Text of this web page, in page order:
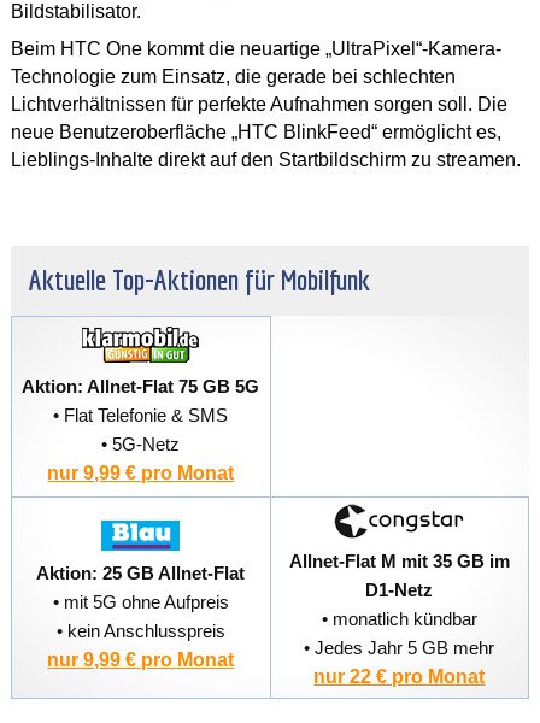
Bildstabilisator.
Beim HTC One kommt die neuartige „UltraPixel“-Kamera-
Technologie zum Einsatz, die gerade bei schlechten
Lichtverhältnissen für perfekte Aufnahmen sorgen soll. Die
neue Benutzeroberfläche „HTC BlinkFeed“ ermöglicht es,
Lieblings-Inhalte direkt auf den Startbildschirm zu streamen.
Aktuelle Top-Aktionen für Mobilfunk
Aktion: Allnet-Flat 75 GB 5G
• Flat Telefonie & SMS
• 5G-Netz
nur 9,99 € pro Monat
Aktion: 25 GB Allnet-Flat
• mit 5G ohne Aufpreis
• kein Anschlusspreis
nur 9,99 € pro Monat
Allnet-Flat M mit 35 GB im
D1-Netz
• monatlich kündbar
• Jedes Jahr 5 GB mehr
nur 22 € pro Monat